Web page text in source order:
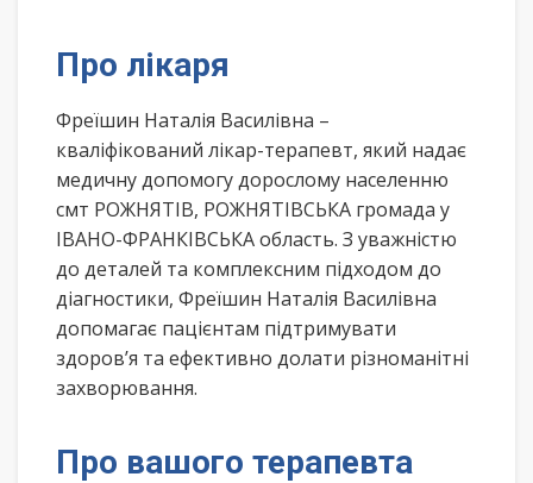
Про лікаря
Фреїшин Наталія Василівна –
кваліфікований лікар-терапевт, який надає
медичну допомогу дорослому населенню
смт РОЖНЯТІВ, РОЖНЯТІВСЬКА громада у
ІВАНО-ФРАНКІВСЬКА область. З уважністю
до деталей та комплексним підходом до
діагностики, Фреїшин Наталія Василівна
допомагає пацієнтам підтримувати
здоров’я та ефективно долати різноманітні
захворювання.
Про вашого терапевта